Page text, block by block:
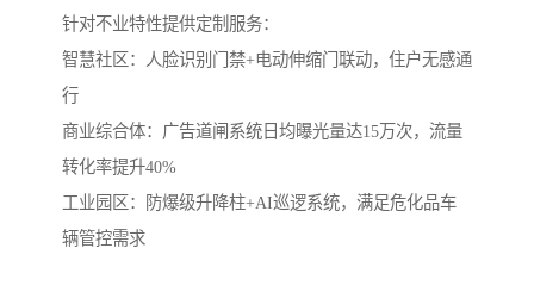
针对不业特性提供定制服务：
‌智慧社区‌：人脸识别门禁+电动伸缩门联动，住户无感通
行
‌商业综合体‌：广告道闸系统日均曝光量达15万次，流量
转化率提升40%
‌工业园区‌：防爆级升降柱+AI巡逻系统，满足危化品车
辆管控需求